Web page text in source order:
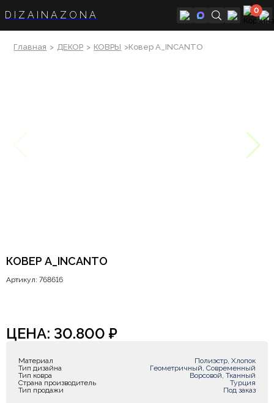
DIZAINAZONA 0
Главная > ДЕКОР > КОВРЫ >Ковер A_INCANTO
КОВЕР A_INCANTO
Артикул: 768616
ЦЕНА: 30.800 ₽
Материал
Полиэстр, Хлопок
Тип дизайна
Геометричный, Современный
Тип ковра
Ворсовой, Тканный
Страна производитель
Турция
Тип продажи
Под заказ